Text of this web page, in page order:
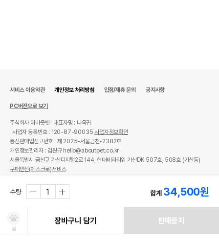
수량 합계 34,500원
찜
장바구니 담기 판매중지
서비스 이용약관 개인정보 처리방침 입점/제휴 문의 공지사항
PC버전으로 보기
주식회사 어바웃펫
대표자명 : 나옥귀
사업자 등록번호 : 120-87-90035사업자정보확인
통신판매업신고번호 : 제 2025-서울금천-2382호
개인정보관리자 : 김원규 hello@aboutpet.co.kr
서울특별시 금천구 가산디지털2로 144, 현대테라타워 가산DK 507호, 508호 (가산동)
구매안전(에스크로)서비스